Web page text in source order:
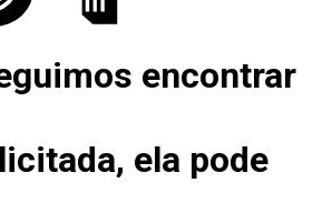
encontrar
ela pode